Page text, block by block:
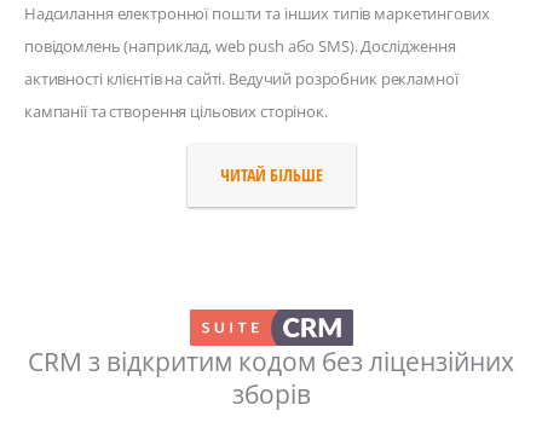
Надсилання електронної пошти та інших типів маркетингових
повідомлень (наприклад, web push або SMS). Дослідження
активності клієнтів на сайті. Ведучий розробник рекламної
кампанії та створення цільових сторінок.
ЧИТАЙ БІЛЬШЕ
CRM з відкритим кодом без ліцензійних
зборів